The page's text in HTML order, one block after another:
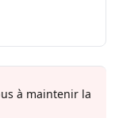
à maintenir la